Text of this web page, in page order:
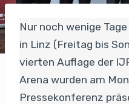
Nur noch wenige
in Linz (Freitag bis
vierten Auflage der
Arena wurden am
Pressekonferenz